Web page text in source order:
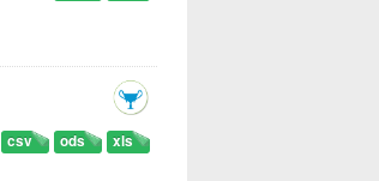
xls
ods
csv